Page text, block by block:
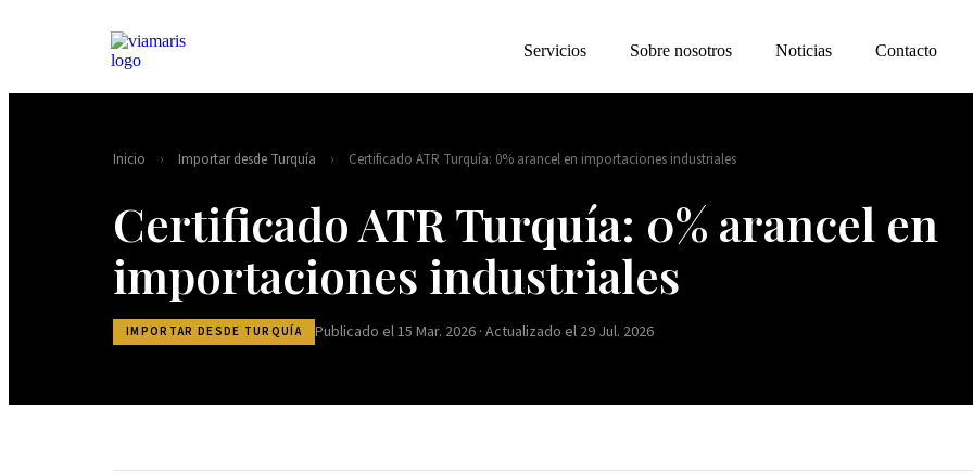
Servicios Sobre nosotros Noticias Contacto
Inicio › Importar desde Turquía › Certificado ATR Turquía: 0% arancel en importaciones industriales
Certificado ATR Turquía: 0% arancel en
importaciones industriales
IMPORTAR DESDE TURQUÍA Publicado el 15 Mar. 2026 · Actualizado el 29 Jul. 2026